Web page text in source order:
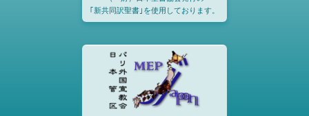
｢新共同訳聖書｣を使用しております。